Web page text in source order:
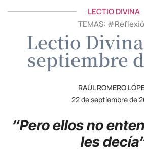
LECTIO DIVINA
TEMAS: #
Lectio
septiembre
RAÚL ROMERO
22 de septiembre de
“Pero ellos no
les